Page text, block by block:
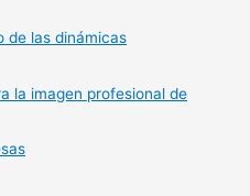
de las dinámicas
la imagen profesional de